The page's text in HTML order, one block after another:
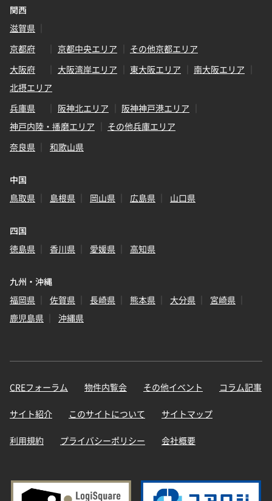
関西
滋賀県
京都府
京都中央エリア
その他京都エリア
大阪府
大阪湾岸エリア 東大阪エリア
南大阪エリア
北摂エリア
兵庫県
阪神北エリア
阪神神戸港エリア
神戸内陸・播磨エリア
その他兵庫エリア
奈良県
和歌山県
中国
鳥取県
島根県 岡山県 広島県 山口県
四国
徳島県
香川県 愛媛県 高知県
九州・沖縄
福岡県
佐賀県 長崎県 熊本県 大分県
宮崎県
鹿児島県
沖縄県
CREフォーラム 物件内覧会 その他イベント コラム記事
サイト紹介 このサイトについて サイトマップ
利用規約 プライバシーポリシー 会社概要